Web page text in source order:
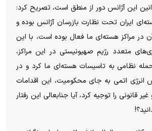
این آژانس دور از منطق است، تصریح کرد‌:
ایران تحت نظارت بازرسان آژانس بوده و
در مراکز هسته‌ای ما فعال بوده است، با این
متعدد رژیم صهیونیستی در این مراکز،
حمله نظامی به تاسیسات هسته‌ای ما کرد و در
انرژی اتمی به جای محکومیت، این اقدامات
قانونی را توجیه کرد، آیا جنابعالی این رفتار